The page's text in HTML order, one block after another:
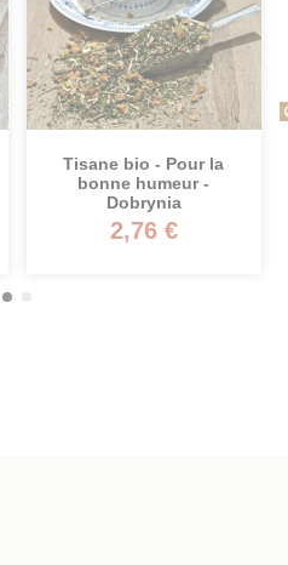
Rupture de stock
Verre & porte-verre à
thé décoré -
Podstakannik n°1 -
Argent - Transsibérien
19,95 €